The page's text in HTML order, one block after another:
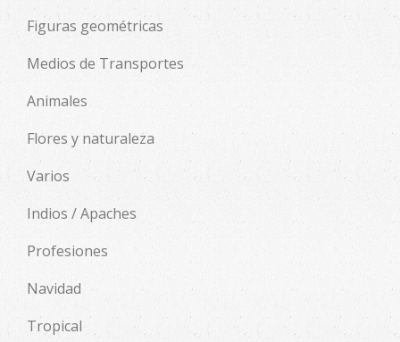
Figuras geométricas
Medios de Transportes
Animales
Flores y naturaleza
Varios
Indios / Apaches
Profesiones
Navidad
Tropical